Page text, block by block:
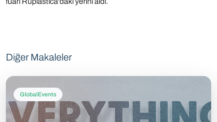
Diğer Makaleler
GlobalEvents